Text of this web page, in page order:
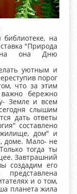
на
"Природа
она Дню
уютным и
порог
что за этим
бережно
Земле и всем
слышим
дать ответы
составлено
дом" и
доме. Мало- не
тогда ты
Завтрашний
создадим его
и о том,
планета жила